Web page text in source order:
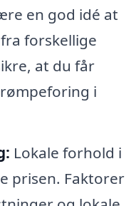
en god idé at
forskellige
at du får
i
Lokale forhold i
prisen. Faktorer